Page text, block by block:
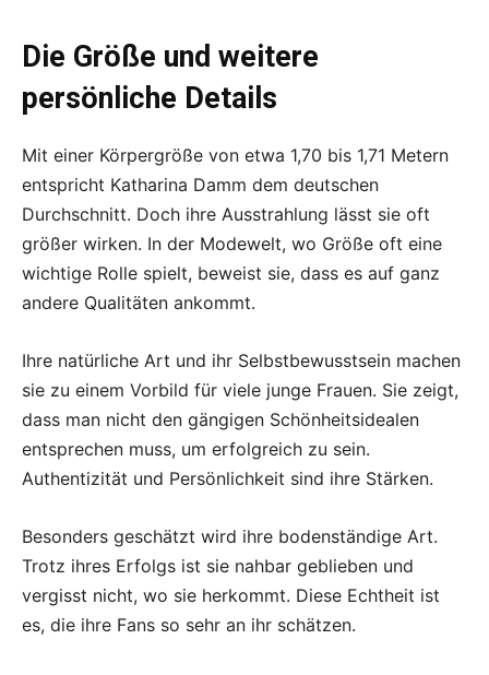
Die Größe und weitere
persönliche Details
Mit einer Körpergröße von etwa 1,70 bis 1,71 Metern
entspricht Katharina Damm dem deutschen
Durchschnitt. Doch ihre Ausstrahlung lässt sie oft
größer wirken. In der Modewelt, wo Größe oft eine
wichtige Rolle spielt, beweist sie, dass es auf ganz
andere Qualitäten ankommt.
Ihre natürliche Art und ihr Selbstbewusstsein machen
sie zu einem Vorbild für viele junge Frauen. Sie zeigt,
dass man nicht den gängigen Schönheitsidealen
entsprechen muss, um erfolgreich zu sein.
Authentizität und Persönlichkeit sind ihre Stärken.
Besonders geschätzt wird ihre bodenständige Art.
Trotz ihres Erfolgs ist sie nahbar geblieben und
vergisst nicht, wo sie herkommt. Diese Echtheit ist
es, die ihre Fans so sehr an ihr schätzen.